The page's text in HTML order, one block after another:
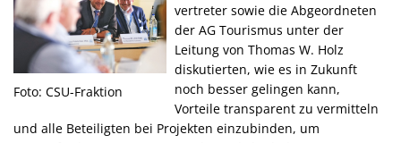
Foto: CSU-Fraktion
vertreter sowie die Abgeordneten
der AG Tourismus unter der
Leitung von Thomas W. Holz
diskutierten, wie es in Zukunft
noch besser gelingen kann,
Vorteile transparent zu vermitteln
und alle Beteiligten bei Projekten einzubinden, um